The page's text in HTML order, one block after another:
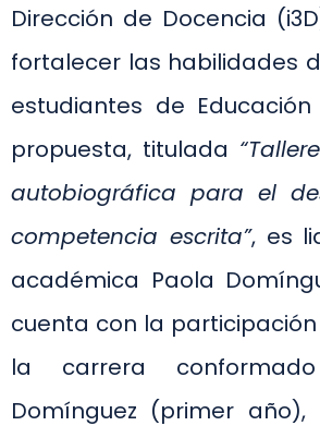
Dirección de Docencia
fortalecer las habilidades
estudiantes de Educación
propuesta, titulada
autobiográfica para el
competencia escrita”, es
académica Paola
cuenta con la
la carrera
Domínguez (primer año),